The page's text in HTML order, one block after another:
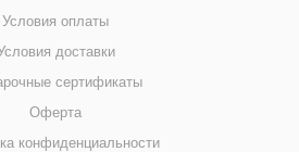
Условия оплаты
доставки
сертификаты
Оферта
конфиденциальности